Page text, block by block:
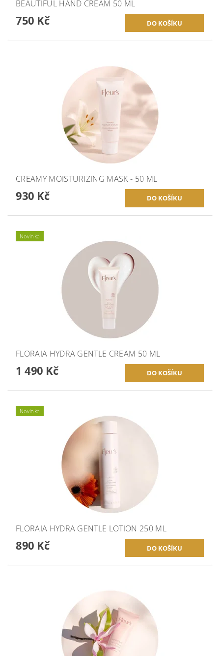
BEAUTIFUL HAND CREAM 50 ML
750 Kč
CREAMY MOISTURIZING MASK - 50 ML
930 Kč
Novinka
FLORAIA HYDRA GENTLE CREAM 50 ML
1 490 Kč
Novinka
FLORAIA HYDRA GENTLE LOTION 250 ML
890 Kč